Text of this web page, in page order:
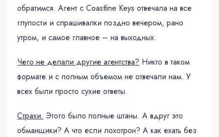
обратимся. Агент с Coastline Keys отвечала на все
глупости и спрашивалки поздно вечером, рано
утром, и самое главное – на выходных.
Чего не делали другие агентства? Никто в таком
формате и с полным объемом не отвечали нам. У
всех были просто сухие ответы.
Страхи. Этого было полные штаны. А вдруг это
обманщики? А что если лохотрон? А как ехать без